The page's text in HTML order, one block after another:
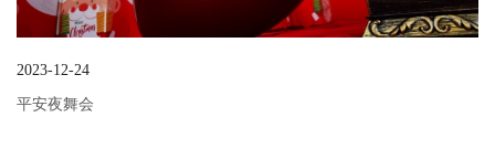
2023-12-24
平安夜舞会